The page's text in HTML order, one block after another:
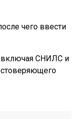
чего ввести
включая СНИЛС и